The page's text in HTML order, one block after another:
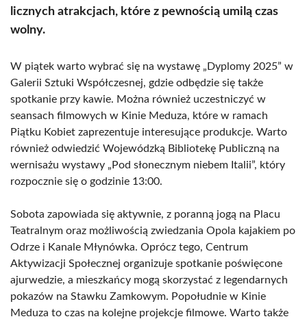
licznych atrakcjach, które z pewnością umilą czas
wolny.
W piątek warto wybrać się na wystawę „Dyplomy 2025” w
Galerii Sztuki Współczesnej, gdzie odbędzie się także
spotkanie przy kawie. Można również uczestniczyć w
seansach filmowych w Kinie Meduza, które w ramach
Piątku Kobiet zaprezentuje interesujące produkcje. Warto
również odwiedzić Wojewódzką Bibliotekę Publiczną na
wernisażu wystawy „Pod słonecznym niebem Italii”, który
rozpocznie się o godzinie 13:00.
Sobota zapowiada się aktywnie, z poranną jogą na Placu
Teatralnym oraz możliwością zwiedzania Opola kajakiem po
Odrze i Kanale Młynówka. Oprócz tego, Centrum
Aktywizacji Społecznej organizuje spotkanie poświęcone
ajurwedzie, a mieszkańcy mogą skorzystać z legendarnych
pokazów na Stawku Zamkowym. Popołudnie w Kinie
Meduza to czas na kolejne projekcje filmowe. Warto także